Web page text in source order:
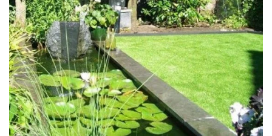
Help
Over MrFix
Log in als vakman